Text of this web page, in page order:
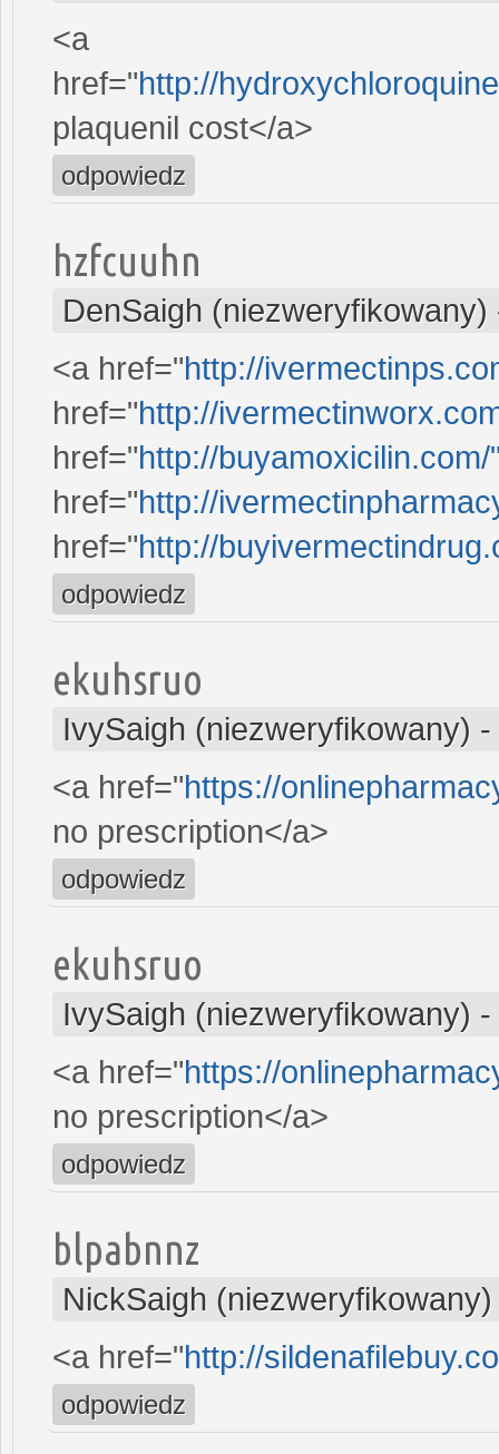
<a
href="http://
plaquenil cost</a>
odpowiedz
hzfcuuhn
DenSaigh (niezweryfikowany)
<a href="http://
href="http://
href="http://
href="http://
href="http://
odpowiedz
ekuhsruo
IvySaigh (niezweryfikowany) -
<a href="https://
no prescription</a>
odpowiedz
ekuhsruo
IvySaigh (niezweryfikowany) -
<a href="https://
no prescription</a>
odpowiedz
blpabnnz
NickSaigh (niezweryfikowany)
<a href="http://
odpowiedz